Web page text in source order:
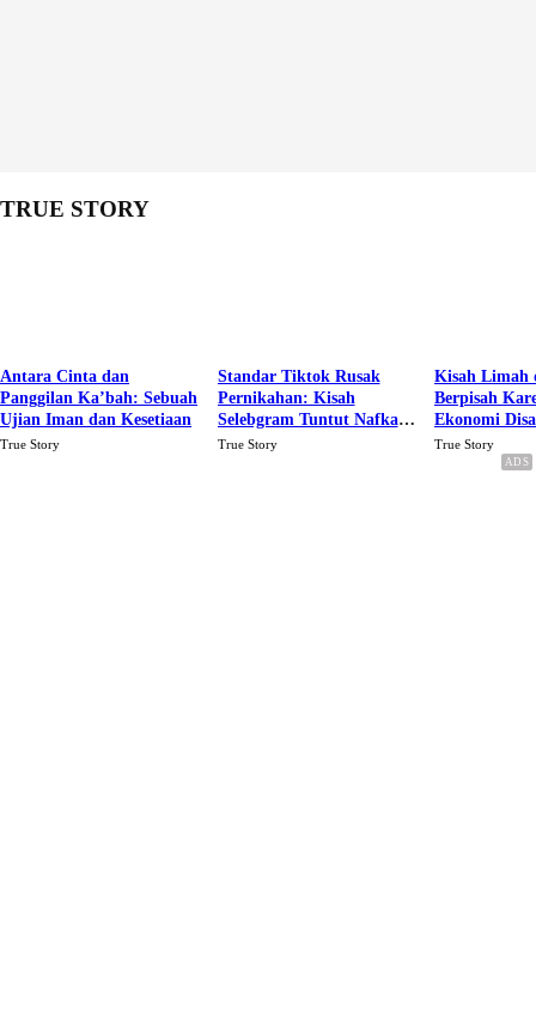
TRUE STORY
Antara Cinta dan
Panggilan Ka’bah: Sebuah
Ujian Iman dan Kesetiaan
True Story
Standar Tiktok Rusak
Pernikahan: Kisah
Selebgram Tuntut Nafkah
Rp.15 Juta Perbulan
True Story
Kisah Limah
Berpisah
Ekonomi
Karena Cinta
True Story